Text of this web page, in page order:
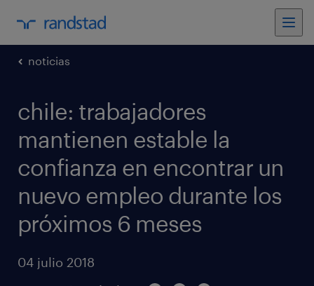
noticias
chile: trabajadores
mantienen estable la
confianza en encontrar un
nuevo empleo durante los
próximos 6 meses
04 julio 2018